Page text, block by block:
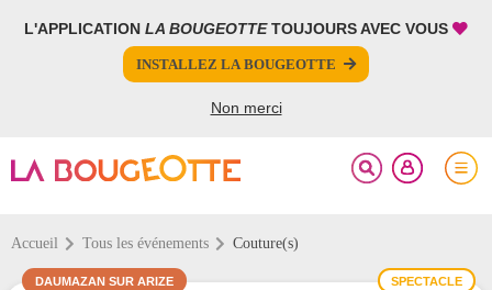
L'APPLICATION LA BOUGEOTTETOUJOURS AVEC VOUS
INSTALLEZ LA BOUGEOTTE
Non merci
Accueil Tous les événements Couture(s)
SPECTACLE
DAUMAZAN SUR ARIZE
FERMER
PARTAGER
FERMER
Votre inscription à la newsletter a été effectuée.